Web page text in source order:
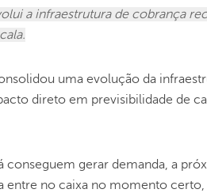
a infraestrutura de cobrança
uma evolução da
direto em previsibilidade de
conseguem gerar demanda, a
entre no caixa no momento